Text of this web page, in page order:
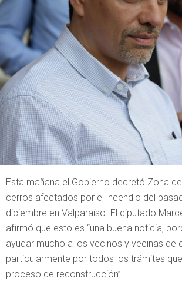
Esta mañana el Gobierno decretó Zona
cerros afectados por el incendio del
diciembre en Valparaíso. El diputado
afirmó que esto es “una buena noticia,
ayudar mucho a los vecinos y vecinas de
particularmente por todos los trámites
proceso de reconstrucción”.